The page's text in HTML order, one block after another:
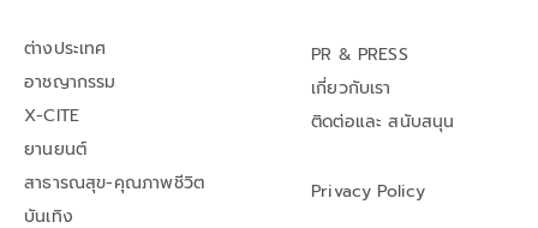
ต่างประเทศ
อาชญากรรม
X-CITE
ยานยนต์
สาธารณสุข-คุณภาพชีวิต
บันเทิง
PR & PRESS
เกี่ยวกับเรา
ติดต่อและ สนับสนุน
Privacy Policy